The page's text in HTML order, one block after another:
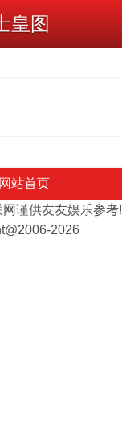
皇图
站首页
谨供友友娱乐参考!
2026